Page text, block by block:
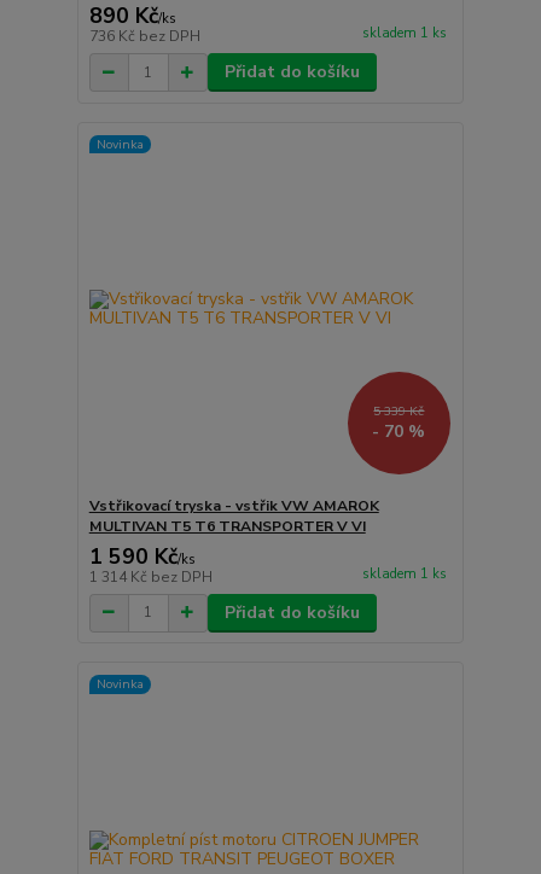
890 Kč/ks
736 Kč bez DPH skladem 1 ks
Přidat do košíku
Novinka
5 339 Kč
- 70 %
Vstřikovací tryska - vstřik VW AMAROK
MULTIVAN T5 T6 TRANSPORTER V VI
1 590 Kč/ks
1 314 Kč bez DPH skladem 1 ks
Přidat do košíku
Novinka